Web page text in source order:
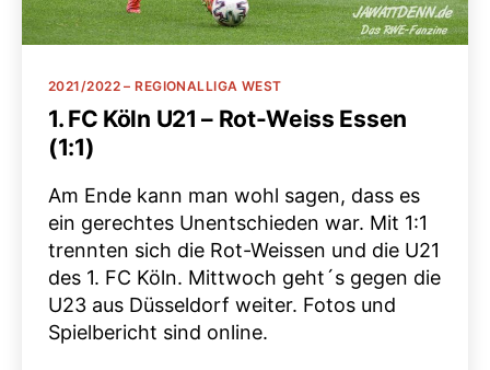
Kategorien
2021/2022 – REGIONALLIGA WEST
1. FC Köln U21 – Rot-Weiss Essen
(1:1)
Am Ende kann man wohl sagen, dass es
ein gerechtes Unentschieden war. Mit 1:1
trennten sich die Rot-Weissen und die U21
des 1. FC Köln. Mittwoch geht´s gegen die
U23 aus Düsseldorf weiter. Fotos und
Spielbericht sind online.